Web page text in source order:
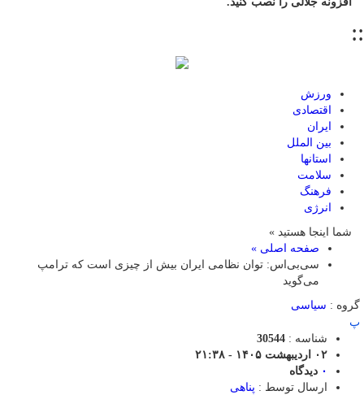
::
ورزش
اقتصادی
ایران
بین الملل
استانها
سلامت
فرهنگ
انرژی
شما اینجا هستید »
صفحه اصلی »
سی‌بی‌اس: توان نظامی ایران بیش از چیزی است که ترامپ
می‌گوید
گروه : سیاسی
پ
شناسه : 30544
۰۲ اردیبهشت ۱۴۰۵ - ۲۱:۳۸
۰ دیدگاه
ارسال توسط : پناهی